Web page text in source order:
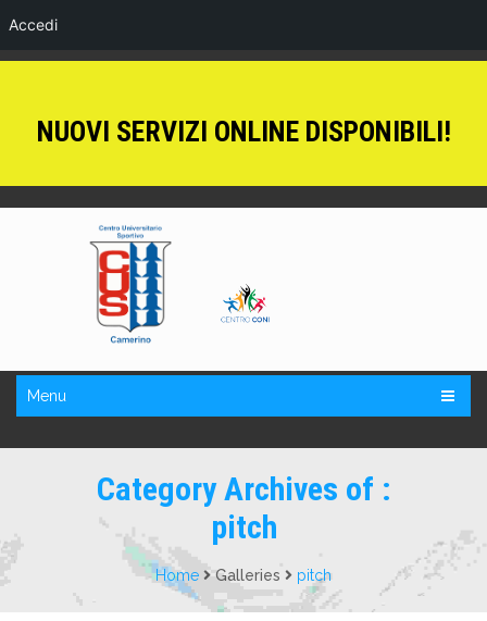
Accedi
NUOVI SERVIZI ONLINE DISPONIBILI!
Menu
Category Archives of :
pitch
Home Galleries pitch